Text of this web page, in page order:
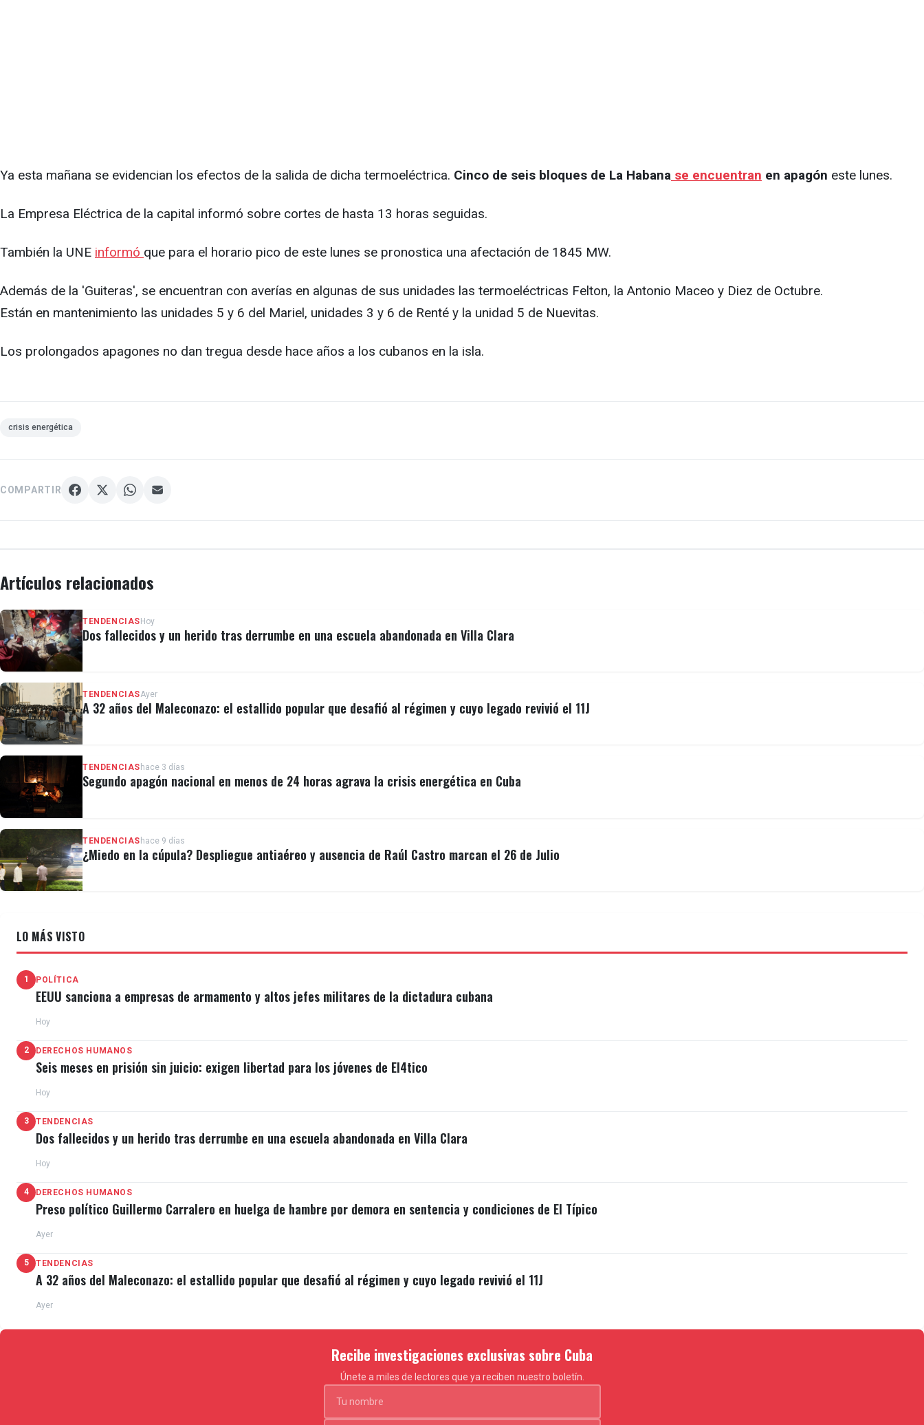
Ya esta mañana se evidencian los efectos de la salida de dicha termoeléctrica. Cinco de seis bloques de La Habana se encuentran en apagón este lunes.
La Empresa Eléctrica de la capital informó sobre cortes de hasta 13 horas seguidas.
También la UNE informó que para el horario pico de este lunes se pronostica una afectación de 1845 MW.
Además de la 'Guiteras', se encuentran con averías en algunas de sus unidades las termoeléctricas Felton, la Antonio Maceo y Diez de Octubre.
Están en mantenimiento las unidades 5 y 6 del Mariel, unidades 3 y 6 de Renté y la unidad 5 de Nuevitas.
Los prolongados apagones no dan tregua desde hace años a los cubanos en la isla.
crisis energética
COMPARTIR
Artículos relacionados
TENDENCIAS Hoy
Dos fallecidos y un herido tras derrumbe en una escuela abandonada en Villa Clara
TENDENCIASAyer
A 32 años del Maleconazo: el estallido popular que desafió al régimen y cuyo legado revivió el 11J
TENDENCIAS hace 3 días
Segundo apagón nacional en menos de 24 horas agrava la crisis energética en Cuba
TENDENCIAS hace 9 días
¿Miedo en la cúpula? Despliegue antiaéreo y ausencia de Raúl Castro marcan el 26 de Julio
LO MÁS VISTO
1 POLÍTICA
EEUU sanciona a empresas de armamento y altos jefes militares de la dictadura cubana
Hoy
2 DERECHOS HUMANOS
Seis meses en prisión sin juicio: exigen libertad para los jóvenes de El4tico
Hoy
3 TENDENCIAS
Dos fallecidos y un herido tras derrumbe en una escuela abandonada en Villa Clara
Hoy
4 DERECHOS HUMANOS
Preso político Guillermo Carralero en huelga de hambre por demora en sentencia y condiciones de El Típico
Ayer
5 TENDENCIAS
A 32 años del Maleconazo: el estallido popular que desafió al régimen y cuyo legado revivió el 11J
Ayer
Recibe investigaciones exclusivas sobre Cuba
Únete a miles de lectores que ya reciben nuestro boletín.